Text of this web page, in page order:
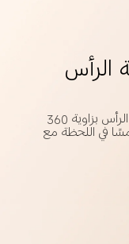
الرأس
في اللحظة مع